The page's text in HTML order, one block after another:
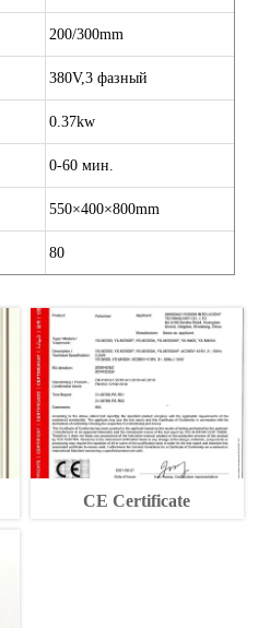
200/300mm
380V,3 фазный
0.37kw
0-60 мин.
550×400×800mm
80
CE Certificate